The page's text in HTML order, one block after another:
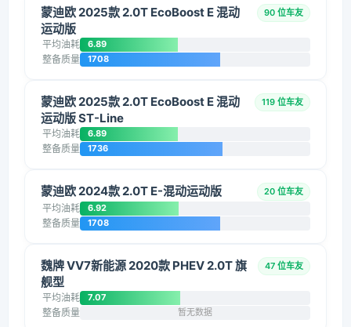
蒙迪欧 2025款 2.0T EcoBoost E 混动
运动版
90 位车友
平均油耗 6.89
整备质量 1708
蒙迪欧 2025款 2.0T EcoBoost E 混动
运动版 ST-Line
119 位车友
平均油耗 6.89
整备质量 1736
蒙迪欧 2024款 2.0T E-混动运动版 20 位车友
平均油耗 6.92
整备质量 1708
魏牌 VV7新能源 2020款 PHEV 2.0T 旗
舰型
47 位车友
平均油耗 7.07
整备质量 暂无数据